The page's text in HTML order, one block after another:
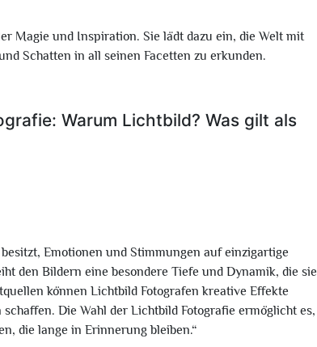
Magie und Inspiration. Sie lädt dazu ein, die Welt mit
Schatten in all seinen Facetten zu erkunden.
Warum Lichtbild? Was gilt als
Emotionen und Stimmungen auf einzigartige
den Bildern eine besondere Tiefe und Dynamik, die sie
können Lichtbild Fotografen kreative Effekte
Die Wahl der Lichtbild Fotografie ermöglicht es,
die lange in Erinnerung bleiben.“